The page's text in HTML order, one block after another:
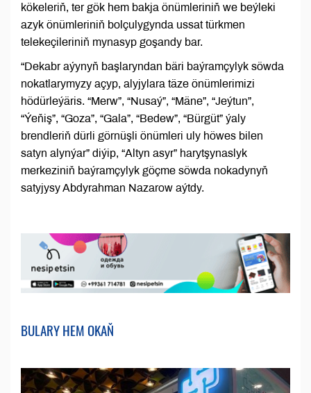
kökeleriň, ter gök hem bakja önümleriniň we beýleki
azyk önümleriniň bolçulygynda ussat türkmen
telekeçileriniň mynasyp goşandy bar.
“Dekabr aýynyň başlaryndan bäri baýramçylyk söwda
nokatlarymyzy açyp, alyjylara täze önümlerimizi
hödürleýäris. “Merw”, “Nusaý”, “Mäne”, “Jeýtun”,
“Ýeňiş”, “Goza”, “Gala”, “Bedew”, “Bürgüt” ýaly
brendleriň dürli görnüşli önümleri uly höwes bilen
satyn alynýar” diýip, “Altyn asyr” harytşynaslyk
merkeziniň baýramçylyk göçme söwda nokadynyň
satyjysy Abdyrahman Nazarow aýtdy.
BULARY HEM OKAŇ